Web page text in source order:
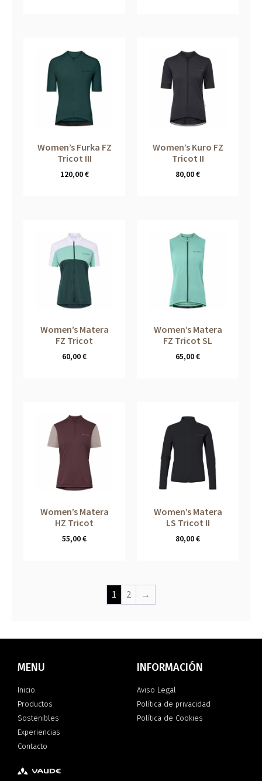
Women’s Furka FZ
Tricot III
120,00€
Women’s Kuro FZ
Tricot II
80,00€
Women’s Matera
FZ Tricot
60,00€
Women’s Matera
FZ Tricot SL
65,00€
Women’s Matera
HZ Tricot
55,00€
Women’s Matera
LS Tricot II
80,00€
1 2 →
MENU
Inicio
Productos
Sostenibles
Experiencias
Contacto
INFORMACIÓN
Aviso Legal
Política de privacidad
Política de Cookies